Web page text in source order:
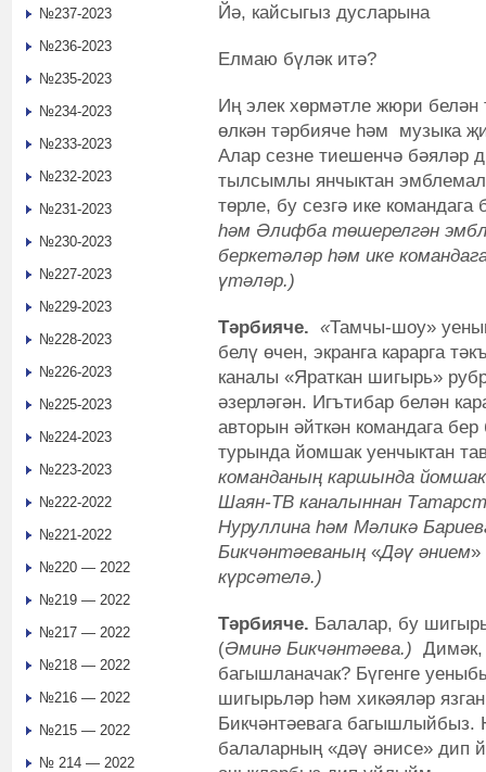
Йә, кайсыгыз дусларына
Елмаю бүләк итә?
Иң элек хөрмәтле жюри
өлкән тәрбияче һәм музыка
Алар сезне тиешенчә бәяләр
тылсымлы янчыктан
төрле, бу сезгә ике
һәм Әлифба төшерелгән
беркетәләр һәм ике
үтәләр.)
Тәрбияче. «Тамчы-шоу»
белү өчен, экранга карарга
каналы «Яраткан шигырь»
әзерләгән. Игътибар белән
авторын әйткән командага
турында йомшак уенчыктан
команданың каршында
Шаян-ТВ каналыннан
Нуруллина һәм Мәликә
Бикчәнтәеваның «Дәү әнием»
күрсәтелә.)
Тәрбияче. Балалар, бу
(Әминә Бикчәнтәева.) Димәк,
багышланачак? Бүгенге
шигырьләр һәм хикәяләр
Бикчәнтәевага
балаларның «дәү әнисе» дип
№237-2023
№236-2023
№235-2023
№234-2023
№233-2023
№232-2023
№231-2023
№230-2023
№227-2023
№229-2023
№228-2023
№226-2023
№225-2023
№224-2023
№223-2023
№222-2022
№221-2022
№220 — 2022
№219 — 2022
№217 — 2022
№218 — 2022
№216 — 2022
№215 — 2022
№ 214 — 2022